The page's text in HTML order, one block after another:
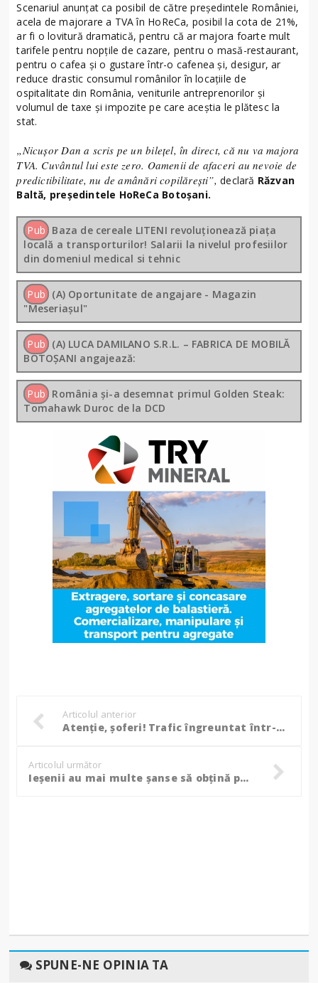
Scenariul anunţat ca posibil de către preşedintele României,
acela de majorare a TVA în HoReCa, posibil la cota de 21%,
ar fi o lovitură dramatică, pentru că ar majora foarte mult
tarifele pentru nopţile de cazare, pentru o masă-restaurant,
pentru o cafea şi o gustare într-o cafenea şi, desigur, ar
reduce drastic consumul românilor în locaţiile de
ospitalitate din România, veniturile antreprenorilor şi
volumul de taxe şi impozite pe care aceştia le plătesc la
stat.
„Nicuşor Dan a scris pe un bileţel, în direct, că nu va majora
TVA. Cuvântul lui este zero. Oamenii de afaceri au nevoie de
predictibilitate, nu de amânări copilăreşti”, declară Răzvan
Baltă, preşedintele HoReCa Botoşani.
Pub Baza de cereale LITENI revoluționează piața
locală a transporturilor! Salarii la nivelul profesiilor
din domeniul medical si tehnic
Pub (A) Oportunitate de angajare - Magazin
"Meseriașul"
Pub (A) LUCA DAMILANO S.R.L. – FABRICA DE MOBILĂ
BOTOȘANI angajează:
Pub România și-a desemnat primul Golden Steak:
Tomahawk Duroc de la DCD
Articolul anterior
Atenție, șoferi! Trafic îngreuntat într-un punct de trecere a frontierei de pe raza județului Botoșani!
Articolul următor
Ieșenii au mai multe șanse să obțină permisul de conducere dacă dau sala în Neamț, Botoșani sau Suceava!
SPUNE-NE OPINIA TA